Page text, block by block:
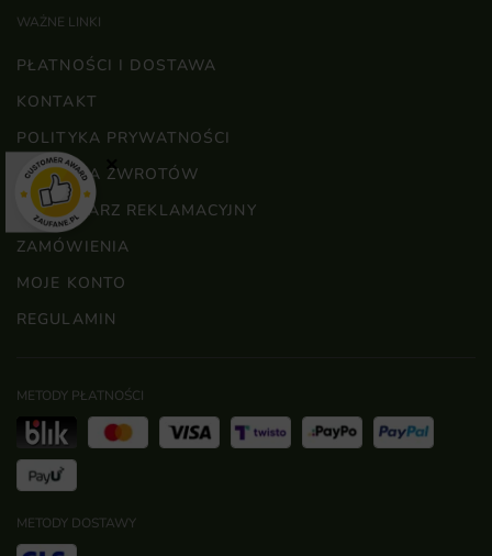
WAŻNE LINKI
PŁATNOŚCI I DOSTAWA
KONTAKT
POLITYKA PRYWATNOŚCI
POLITYKA ZWROTÓW
FORMULARZ REKLAMACYJNY
ZAMÓWIENIA
MOJE KONTO
REGULAMIN
METODY PŁATNOŚCI
METODY DOSTAWY
×